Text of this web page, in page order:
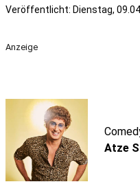
Veröffentlicht: Dienstag,
Anzeige
Atze